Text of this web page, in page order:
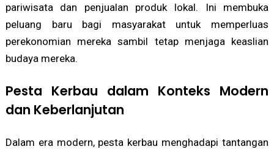
pariwisata dan penjualan produk lokal. Ini membuka
peluang baru bagi masyarakat untuk memperluas
perekonomian mereka sambil tetap menjaga keaslian
budaya mereka.
Pesta Kerbau dalam Konteks Modern
dan Keberlanjutan
Dalam era modern, pesta kerbau menghadapi tantangan